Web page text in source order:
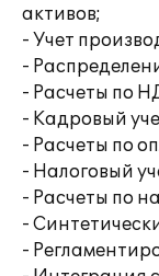
активов;
- Учет
-
- Расчеты по
- Кадровый
- Расчеты по
- Налоговый
- Расчеты по
-
-